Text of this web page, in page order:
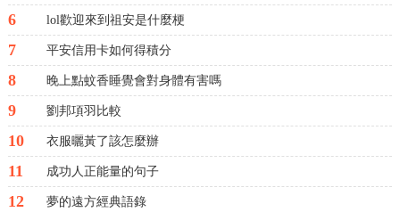
6 lol歡迎來到祖安是什麼梗
7 平安信用卡如何得積分
8 晚上點蚊香睡覺會對身體有害嗎
9 劉邦項羽比較
10 衣服曬黃了該怎麼辦
11 成功人正能量的句子
12 夢的遠方經典語錄